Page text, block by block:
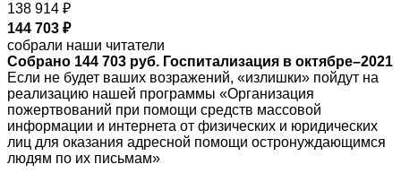
138 914 ₽
144 703 ₽
собрали наши читатели
Собрано 144 703 руб. Госпитализация в октябре–2021
Если не будет ваших возражений, «излишки» пойдут на
реализацию нашей программы «Организация
пожертвований при помощи средств массовой
информации и интернета от физических и юридических
лиц для оказания адресной помощи остронуждающимся
людям по их письмам»